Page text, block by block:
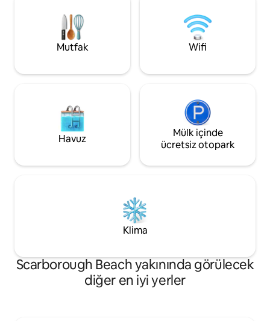
şöminenin yanında rahatlayın. Yerden
ısıtmalı lüks banyo, manzaralı pencereli
büyük duşakabin. Klima, evcil hayvanlara
izin verilir. Mükemmel ve huzurlu bir
malzemelerle
pişirilmiş pizzanın
aydınlık ve
mevsimsel zevkle
Mutfak Wifi
Havuz
Mülk içinde
ücretsiz otopark
Klima
Scarborough Beach yakınında görülecek
diğer en iyi yerler